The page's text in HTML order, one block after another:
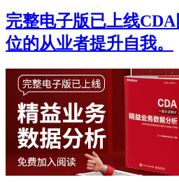
完整电子版已上线
位的从业者提升自我。